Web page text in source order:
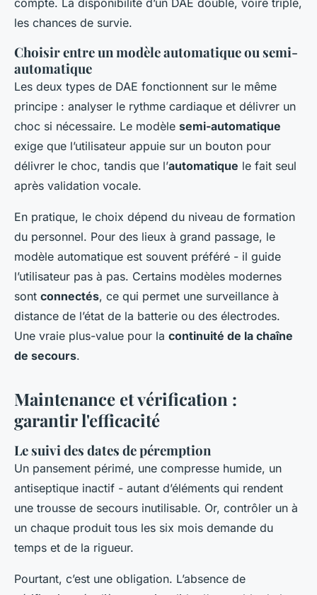
compte. La disponibilité d’un DAE double, voire triple,
les chances de survie.
Choisir entre un modèle automatique ou semi-
automatique
Les deux types de DAE fonctionnent sur le même
principe : analyser le rythme cardiaque et délivrer un
choc si nécessaire. Le modèle semi-automatique
exige que l’utilisateur appuie sur un bouton pour
délivrer le choc, tandis que l’automatique le fait seul
après validation vocale.
En pratique, le choix dépend du niveau de formation
du personnel. Pour des lieux à grand passage, le
modèle automatique est souvent préféré - il guide
l’utilisateur pas à pas. Certains modèles modernes
sont connectés, ce qui permet une surveillance à
distance de l’état de la batterie ou des électrodes.
Une vraie plus-value pour la continuité de la chaîne
de secours.
Maintenance et vérification :
garantir l'efficacité
Le suivi des dates de péremption
Un pansement périmé, une compresse humide, un
antiseptique inactif - autant d’éléments qui rendent
une trousse de secours inutilisable. Or, contrôler un à
un chaque produit tous les six mois demande du
temps et de la rigueur.
Pourtant, c’est une obligation. L’absence de